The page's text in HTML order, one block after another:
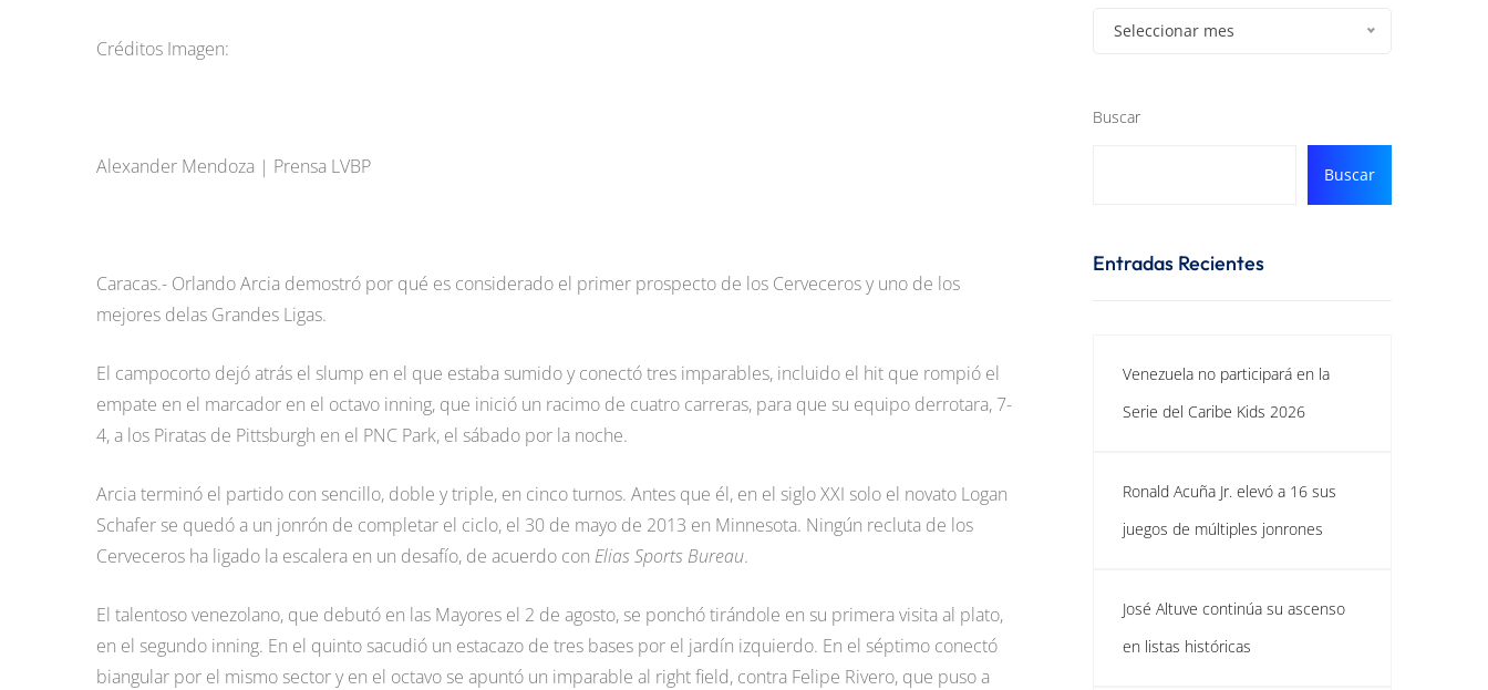
Créditos Imagen:
Alexander Mendoza | Prensa LVBP
Caracas.- Orlando Arcia demostró por qué es considerado el primer prospecto de los Cerveceros y uno de los
mejores delas Grandes Ligas.
El campocorto dejó atrás el slump en el que estaba sumido y conectó tres imparables, incluido el hit que rompió el
empate en el marcador en el octavo inning, que inició un racimo de cuatro carreras, para que su equipo derrotara, 7-
4, a los Piratas de Pittsburgh en el PNC Park, el sábado por la noche.
Arcia terminó el partido con sencillo, doble y triple, en cinco turnos. Antes que él, en el siglo XXI solo el novato Logan
Schafer se quedó a un jonrón de completar el ciclo, el 30 de mayo de 2013 en Minnesota. Ningún recluta de los
Cerveceros ha ligado la escalera en un desafío, de acuerdo con Elias Sports Bureau.
El talentoso venezolano, que debutó en las Mayores el 2 de agosto, se ponchó tirándole en su primera visita al plato,
en el segundo inning. En el quinto sacudió un estacazo de tres bases por el jardín izquierdo. En el séptimo conectó
biangular por el mismo sector y en el octavo se apuntó un imparable al right field, contra Felipe Rivero, que puso a
Seleccionar mes
Buscar
Buscar
Entradas Recientes
Venezuela no participará en la
Serie del Caribe Kids 2026
Ronald Acuña Jr. elevó a 16 sus
juegos de múltiples jonrones
José Altuve continúa su ascenso
en listas históricas